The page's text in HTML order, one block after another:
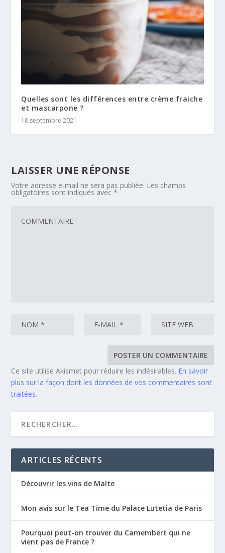
Quelles sont les différences entre crème fraiche
et mascarpone ?
18 septembre 2021
LAISSER UNE RÉPONSE
Votre adresse e-mail ne sera pas publiée. Les champs
obligatoires sont indiqués avec*
Ce site utilise Akismet pour réduire les indésirables. En savoir
plus sur la façon dont les données de vos commentaires sont
traitées.
ARTICLES RÉCENTS
Découvrir les vins de Malte
Mon avis sur le Tea Time du Palace Lutetia de Paris
Pourquoi peut-on trouver du Camembert qui ne
vient pas de France ?